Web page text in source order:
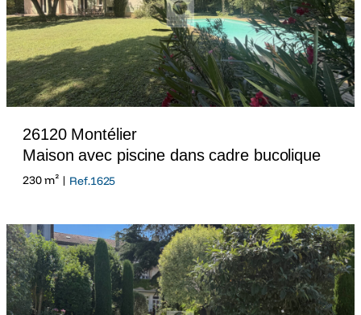
26120 Montélier
Maison avec piscine dans cadre bucolique
230 m² | Ref.1625